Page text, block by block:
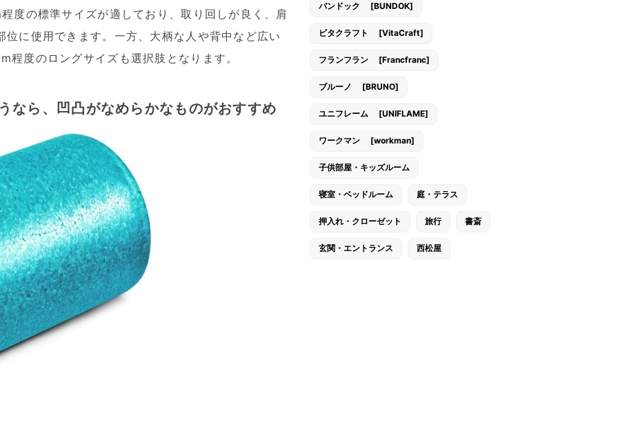
標準サイズが適しており、取り回しが良く、肩
に使用できます。一方、大柄な人や背中など広い
のロングサイズも選択肢となります。
なら、凹凸がなめらかなものがおすすめ
バンドック [BUNDOK]
ビタクラフト [VitaCraft]
フランフラン [Francfranc]
ブルーノ [BRUNO]
ユニフレーム [UNIFLAME]
ワークマン [workman]
子供部屋・キッズルーム
寝室・ベッドルーム 庭・テラス
押入れ・クローゼット 旅行 書斎
玄関・エントランス 西松屋